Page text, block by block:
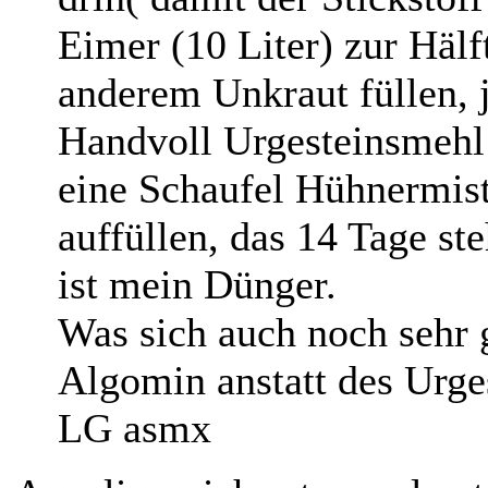
Eimer (10 Liter) zur
anderem Unkraut füllen,
Handvoll
eine Schaufel
auffüllen, das 14 Tage
ist mein Dünger.
Was sich auch noch
Algomin anstatt des
LG asmx